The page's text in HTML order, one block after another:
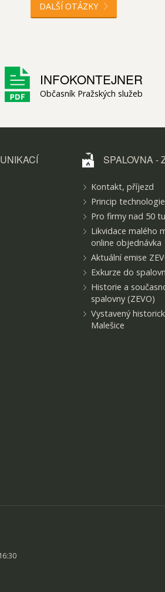
DALŠÍ OTÁZKY
INFOKONTEJNER
Občasník Pražských služeb
SPALOVNA -
Kontakt, příjezd
Princip
Pro firmy nad 50
Likvidace malého
online objednávka
Aktuální emise
Exkurze do
Historie a
spalovny (ZEVO)
Vystavený
Malešice